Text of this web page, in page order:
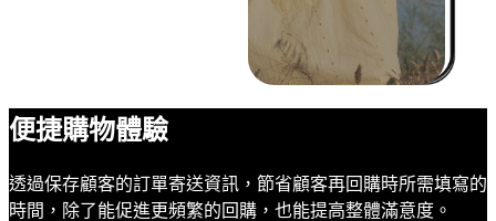
便捷購物體驗
透過保存顧客的訂單寄送資訊，節省顧客再回購時所需填寫的
時間，除了能促進更頻繁的回購，也能提高整體滿意度。